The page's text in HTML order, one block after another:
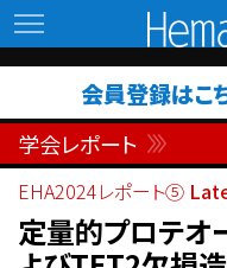
会員登録はこ
学会レポート
EHA2024レポート⑤
定量的プロテオ